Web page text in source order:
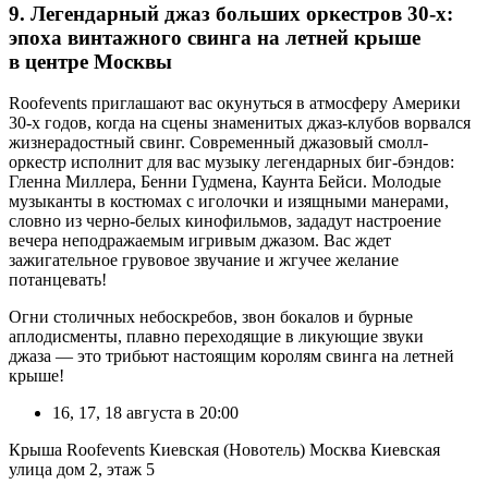
9. Легендарный джаз больших оркестров 30-х:
эпоха винтажного свинга на летней крыше
в центре Москвы
Roofevents приглашают вас окунуться в атмосферу Америки
30-х годов, когда на сцены знаменитых джаз-клубов ворвался
жизнерадостный свинг. Современный джазовый смолл-
оркестр исполнит для вас музыку легендарных биг-бэндов:
Гленна Миллера, Бенни Гудмена, Каунта Бейси. Молодые
музыканты в костюмах с иголочки и изящными манерами,
словно из черно-белых кинофильмов, зададут настроение
вечера неподражаемым игривым джазом. Вас ждет
зажигательное грувовое звучание и жгучее желание
потанцевать!
Огни столичных небоскребов, звон бокалов и бурные
аплодисменты, плавно переходящие в ликующие звуки
джаза — это трибьют настоящим королям свинга на летней
крыше!
16, 17, 18 августа в 20:00
Крыша Roofevents Киевская (Новотель) Москва Киевская
улица дом 2, этаж 5